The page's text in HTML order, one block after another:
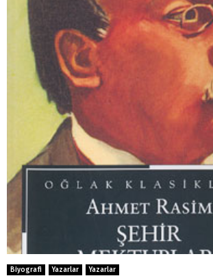
Biyografi Yazarlar Yazarlar